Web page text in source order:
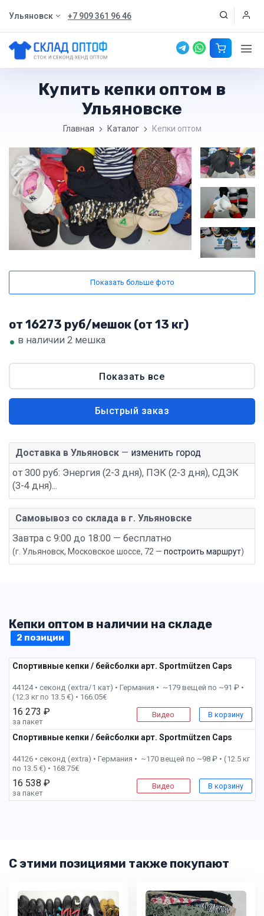
Ульяновск +7 909 361 96 46
Купить кепки оптом в
Ульяновске
Главная Каталог Кепки оптом
Показать больше фото
от 16273 руб/мешок (от 13 кг)
• в наличии 2 мешка
Показать все
Быстрый заказ
Доставка в Ульяновск — изменить город
от 300 руб: Энергия (2-3 дня), ПЭК (2-3 дня), СДЭК
(3-4 дня)...
Самовывоз со склада в г. Ульяновске
Завтра с 9:00 до 18:00 — бесплатно
(г. Ульяновск, Московское шоссе, 72 — построить маршрут)
Кепки оптом в наличии на складе
2 позиции
Спортивные кепки / бейсболки арт. Sportmützen Caps
44124 • секонд (extra/1 кат) • Германия • ~179 вещей по ~91 ₽ •
(12.3 кг по 13.5 €) • 166.05€
16 273 ₽
за пакет
Видео В корзину
Спортивные кепки / бейсболки арт. Sportmützen Caps
44126 • секонд (extra) • Германия • ~170 вещей по ~98 ₽ • (12.5 кг
по 13.5 €) • 168.75€
16 538 ₽
за пакет
Видео В корзину
С этими позициями также покупают